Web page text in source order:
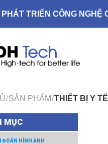
TRIỂN CÔNG NGHỆ
/SẢN PHẨM/THIẾT BỊ Y TẾ
MỤC
ĐOÁN HÌNH ẢNH